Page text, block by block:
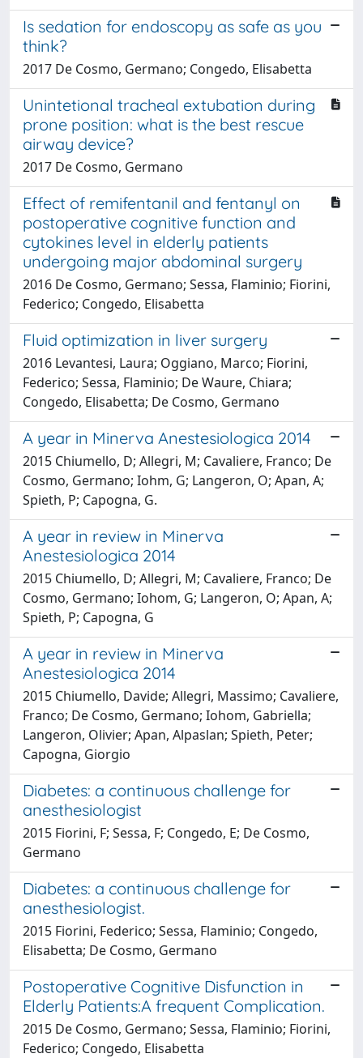
Is sedation for endoscopy as safe as you
think?
2017 De Cosmo, Germano; Congedo, Elisabetta
Unintetional tracheal extubation during
prone position: what is the best rescue
airway device?
2017 De Cosmo, Germano
Effect of remifentanil and fentanyl on
postoperative cognitive function and
cytokines level in elderly patients
undergoing major abdominal surgery
2016 De Cosmo, Germano; Sessa, Flaminio; Fiorini,
Federico; Congedo, Elisabetta
Fluid optimization in liver surgery
2016 Levantesi, Laura; Oggiano, Marco; Fiorini,
Federico; Sessa, Flaminio; De Waure, Chiara;
Congedo, Elisabetta; De Cosmo, Germano
A year in Minerva Anestesiologica 2014
2015 Chiumello, D; Allegri, M; Cavaliere, Franco; De
Cosmo, Germano; Iohm, G; Langeron, O; Apan, A;
Spieth, P; Capogna, G.
A year in review in Minerva
Anestesiologica 2014
2015 Chiumello, D; Allegri, M; Cavaliere, Franco; De
Cosmo, Germano; Iohom, G; Langeron, O; Apan, A;
Spieth, P; Capogna, G
A year in review in Minerva
Anestesiologica 2014
2015 Chiumello, Davide; Allegri, Massimo; Cavaliere,
Franco; De Cosmo, Germano; Iohom, Gabriella;
Langeron, Olivier; Apan, Alpaslan; Spieth, Peter;
Capogna, Giorgio
Diabetes: a continuous challenge for
anesthesiologist
2015 Fiorini, F; Sessa, F; Congedo, E; De Cosmo,
Germano
Diabetes: a continuous challenge for
anesthesiologist.
2015 Fiorini, Federico; Sessa, Flaminio; Congedo,
Elisabetta; De Cosmo, Germano
Postoperative Cognitive Disfunction in
Elderly Patients:A frequent Complication.
2015 De Cosmo, Germano; Sessa, Flaminio; Fiorini,
Federico; Congedo, Elisabetta